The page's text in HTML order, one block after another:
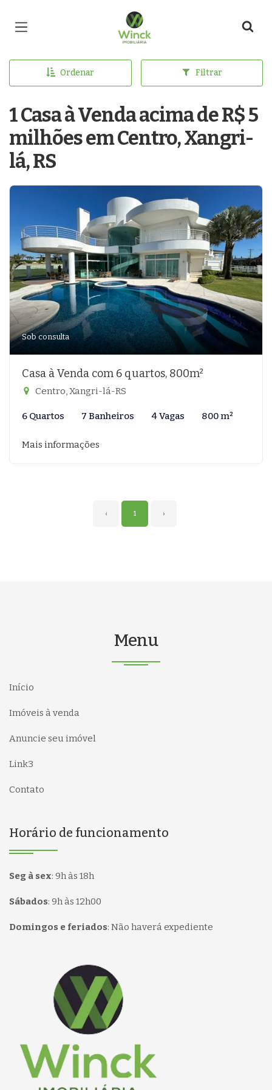
Página inicial
Ordenar Filtrar
1 Casa à Venda acima de R$ 5
milhões em Centro, Xangri-
lá, RS
Sob consulta
Casa à Venda com 6 quartos, 800m²
Centro, Xangri-lá-RS
6 Quartos 7 Banheiros 4 Vagas 800 m²
Mais informações
‹ 1 ›
Menu
Início
Imóveis à venda
Anuncie seu imóvel
Link3
Contato
Horário de funcionamento
Seg à sex: 9h às 18h
Sábados: 9h às 12h00
Domingos e feriados: Não haverá expediente
Página inicial